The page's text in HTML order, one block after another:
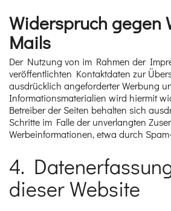
Widerspruch gegen
Mails
Der Nutzung von im Rahmen der
veröffentlichten Kontaktdaten zur
ausdrücklich angeforderter Werbung
Informationsmaterialien wird hiermit
Betreiber der Seiten behalten sich
Schritte im Falle der unverlangten
Werbeinformationen, etwa durch
4.
dieser Website